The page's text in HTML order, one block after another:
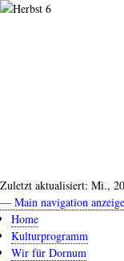
Direkt
Zuletzt aktualisiert: Mi.,
Main
navigation
— Main navigation
Home
Kulturprogramm
Wir für Dornum